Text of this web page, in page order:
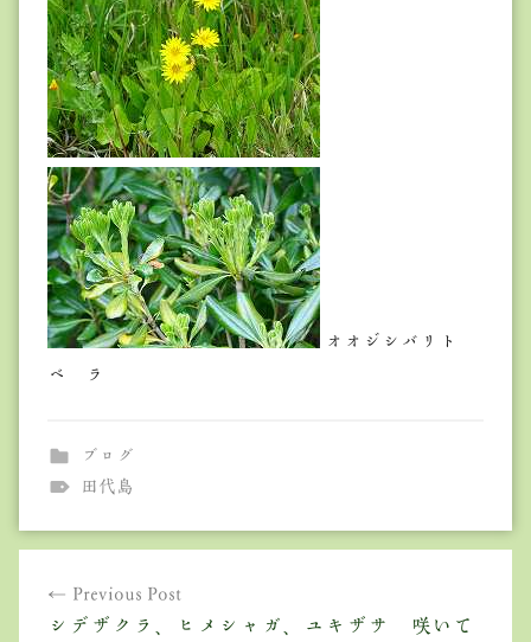
オオジシバリト
ベ ラ
ブログ
田代島
Previous Post
シデザクラ、ヒメシャガ、ユキザサ 咲いて